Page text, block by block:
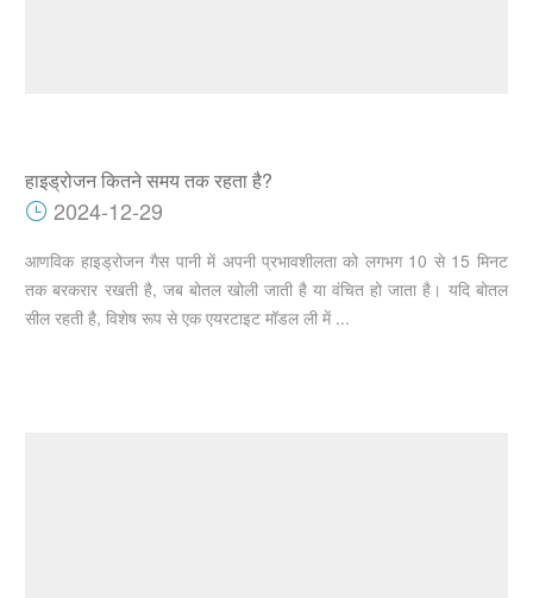
हाइड्रोजन कितने समय तक रहता है?
2024-12-29
आणविक हाइड्रोजन गैस पानी में अपनी प्रभावशीलता को लगभग 10 से 15 मिनट
तक बरकरार रखती है, जब बोतल खोली जाती है या वंचित हो जाता है। यदि बोतल
सील रहती है, विशेष रूप से एक एयरटाइट मॉडल ली में ...